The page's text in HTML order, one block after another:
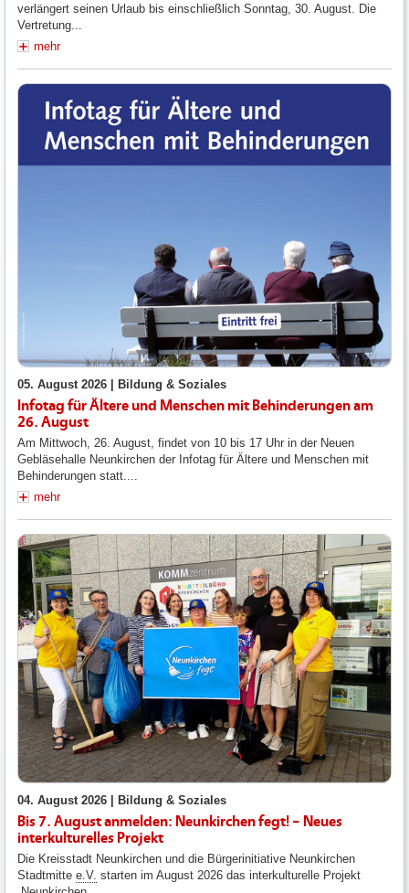
verlängert seinen Urlaub bis einschließlich Sonntag, 30. August. Die
Vertretung...
mehr
05. August 2026 | Bildung & Soziales
Infotag für Ältere und Menschen mit Behinderungen am
26. August
Am Mittwoch, 26. August, findet von 10 bis 17 Uhr in der Neuen
Gebläsehalle Neunkirchen der Infotag für Ältere und Menschen mit
Behinderungen statt....
mehr
04. August 2026 | Bildung & Soziales
Bis 7. August anmelden: Neunkirchen fegt! – Neues
interkulturelles Projekt
Die Kreisstadt Neunkirchen und die Bürgerinitiative Neunkirchen
Stadtmitte e.V. starten im August 2026 das interkulturelle Projekt